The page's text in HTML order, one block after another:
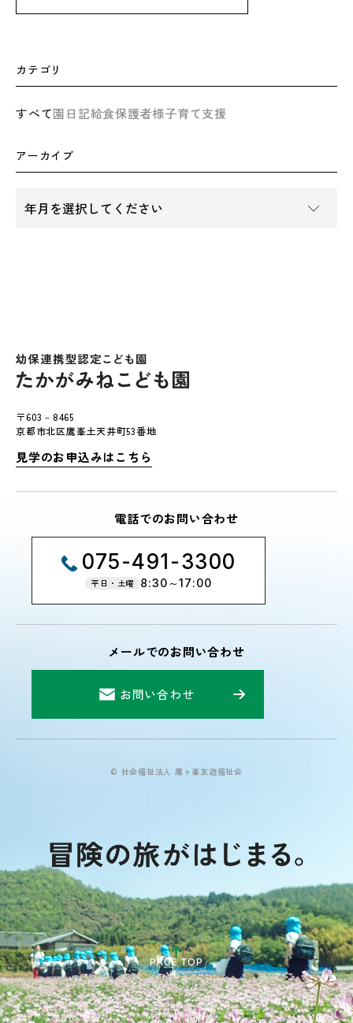
カテゴリ
すべて園日記給食保護者様子育て支援
アーカイブ
〒603－8465
京都市北区鷹峯土天井町53番地
見学のお申込みはこちら
電話でのお問い合わせ
075-491-3300
平日・土曜 8:30～17:00
メールでのお問い合わせ
お問い合わせ
© 社会福祉法人 鷹ヶ峯友遊福祉会
PAGE TOP